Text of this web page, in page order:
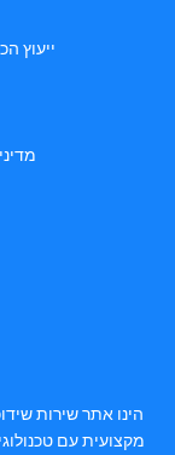
ייעוץ
הינו אתר שירות
מקצועית עם